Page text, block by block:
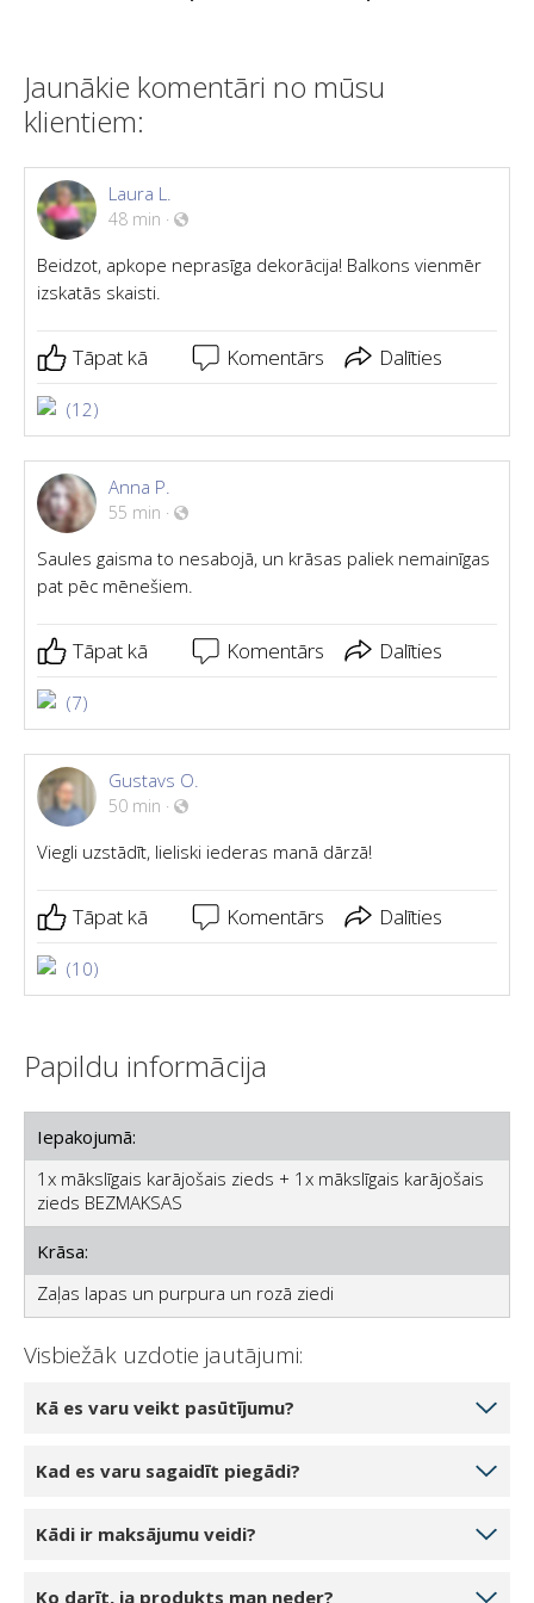
Jaunākie komentāri no mūsu
klientiem:
Laura L.
48 min ·
Beidzot, apkope neprasīga dekorācija! Balkons vienmēr
izskatās skaisti.
Tāpat kā Komentārs Dalīties
(12)
Anna P.
55 min ·
Saules gaisma to nesabojā, un krāsas paliek nemainīgas
pat pēc mēnešiem.
Tāpat kā Komentārs Dalīties
(7)
Gustavs O.
50 min ·
Viegli uzstādīt, lieliski iederas manā dārzā!
Tāpat kā Komentārs Dalīties
(10)
Papildu informācija
Iepakojumā:
1x mākslīgais karājošais zieds + 1x mākslīgais karājošais
zieds BEZMAKSAS
Krāsa:
Zaļas lapas un purpura un rozā ziedi
Visbiežāk uzdotie jautājumi:
Kā es varu veikt pasūtījumu?
noklikšķinot uz 1 gabals, 2 gabali vai 3 gabali.
pievienota jūsu tiešsaistes grozam. Jūs varat pievienot
Noklikšķinot uz pogas Turpināt pie kases, jūs tiksiet
Kad es varu sagaidīt piegādi?
jūs varat sagaidīt piegādi 5-7 darba dienu laikā.
Kādi ir maksājumu veidi?
Ko darīt, ja produkts man neder?